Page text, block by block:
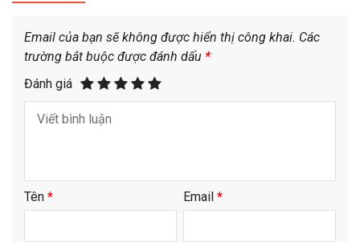
Email của bạn sẽ không được hiển thị công khai. Các
trường bắt buộc được đánh dấu *
Đánh giá
Tên * Email *